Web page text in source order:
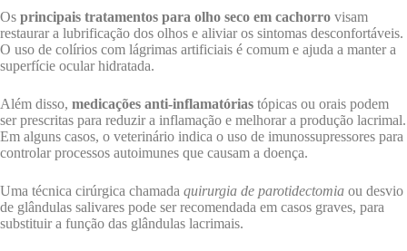
Os principais tratamentos para olho seco em cachorro visam
restaurar a lubrificação dos olhos e aliviar os sintomas desconfortáveis.
O uso de colírios com lágrimas artificiais é comum e ajuda a manter a
superfície ocular hidratada.
Além disso, medicações anti-inflamatórias tópicas ou orais podem
ser prescritas para reduzir a inflamação e melhorar a produção lacrimal.
Em alguns casos, o veterinário indica o uso de imunossupressores para
controlar processos autoimunes que causam a doença.
Uma técnica cirúrgica chamada quirurgia de parotidectomia ou desvio
de glândulas salivares pode ser recomendada em casos graves, para
substituir a função das glândulas lacrimais.